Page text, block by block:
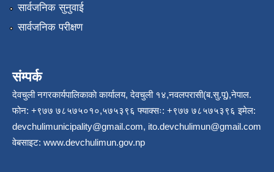
सार्वजनिक सुनुवाई
सार्वजनिक परीक्षण
संम्पर्क
देवचुली नगरकार्यपालिकाकाे कार्यालय, देवचुली १४,नवलपरासी(ब.सु.पू),नेपाल.
फोन: +९७७ ७८५७५०१०,५७५३९६ फ्याक्सः: +९७७ ७८५७५३९६ इमेल:
devchulimunicipality@gmail.com, ito.devchulimun@gmail.com
वेबसाइट: www.devchulimun.gov.np